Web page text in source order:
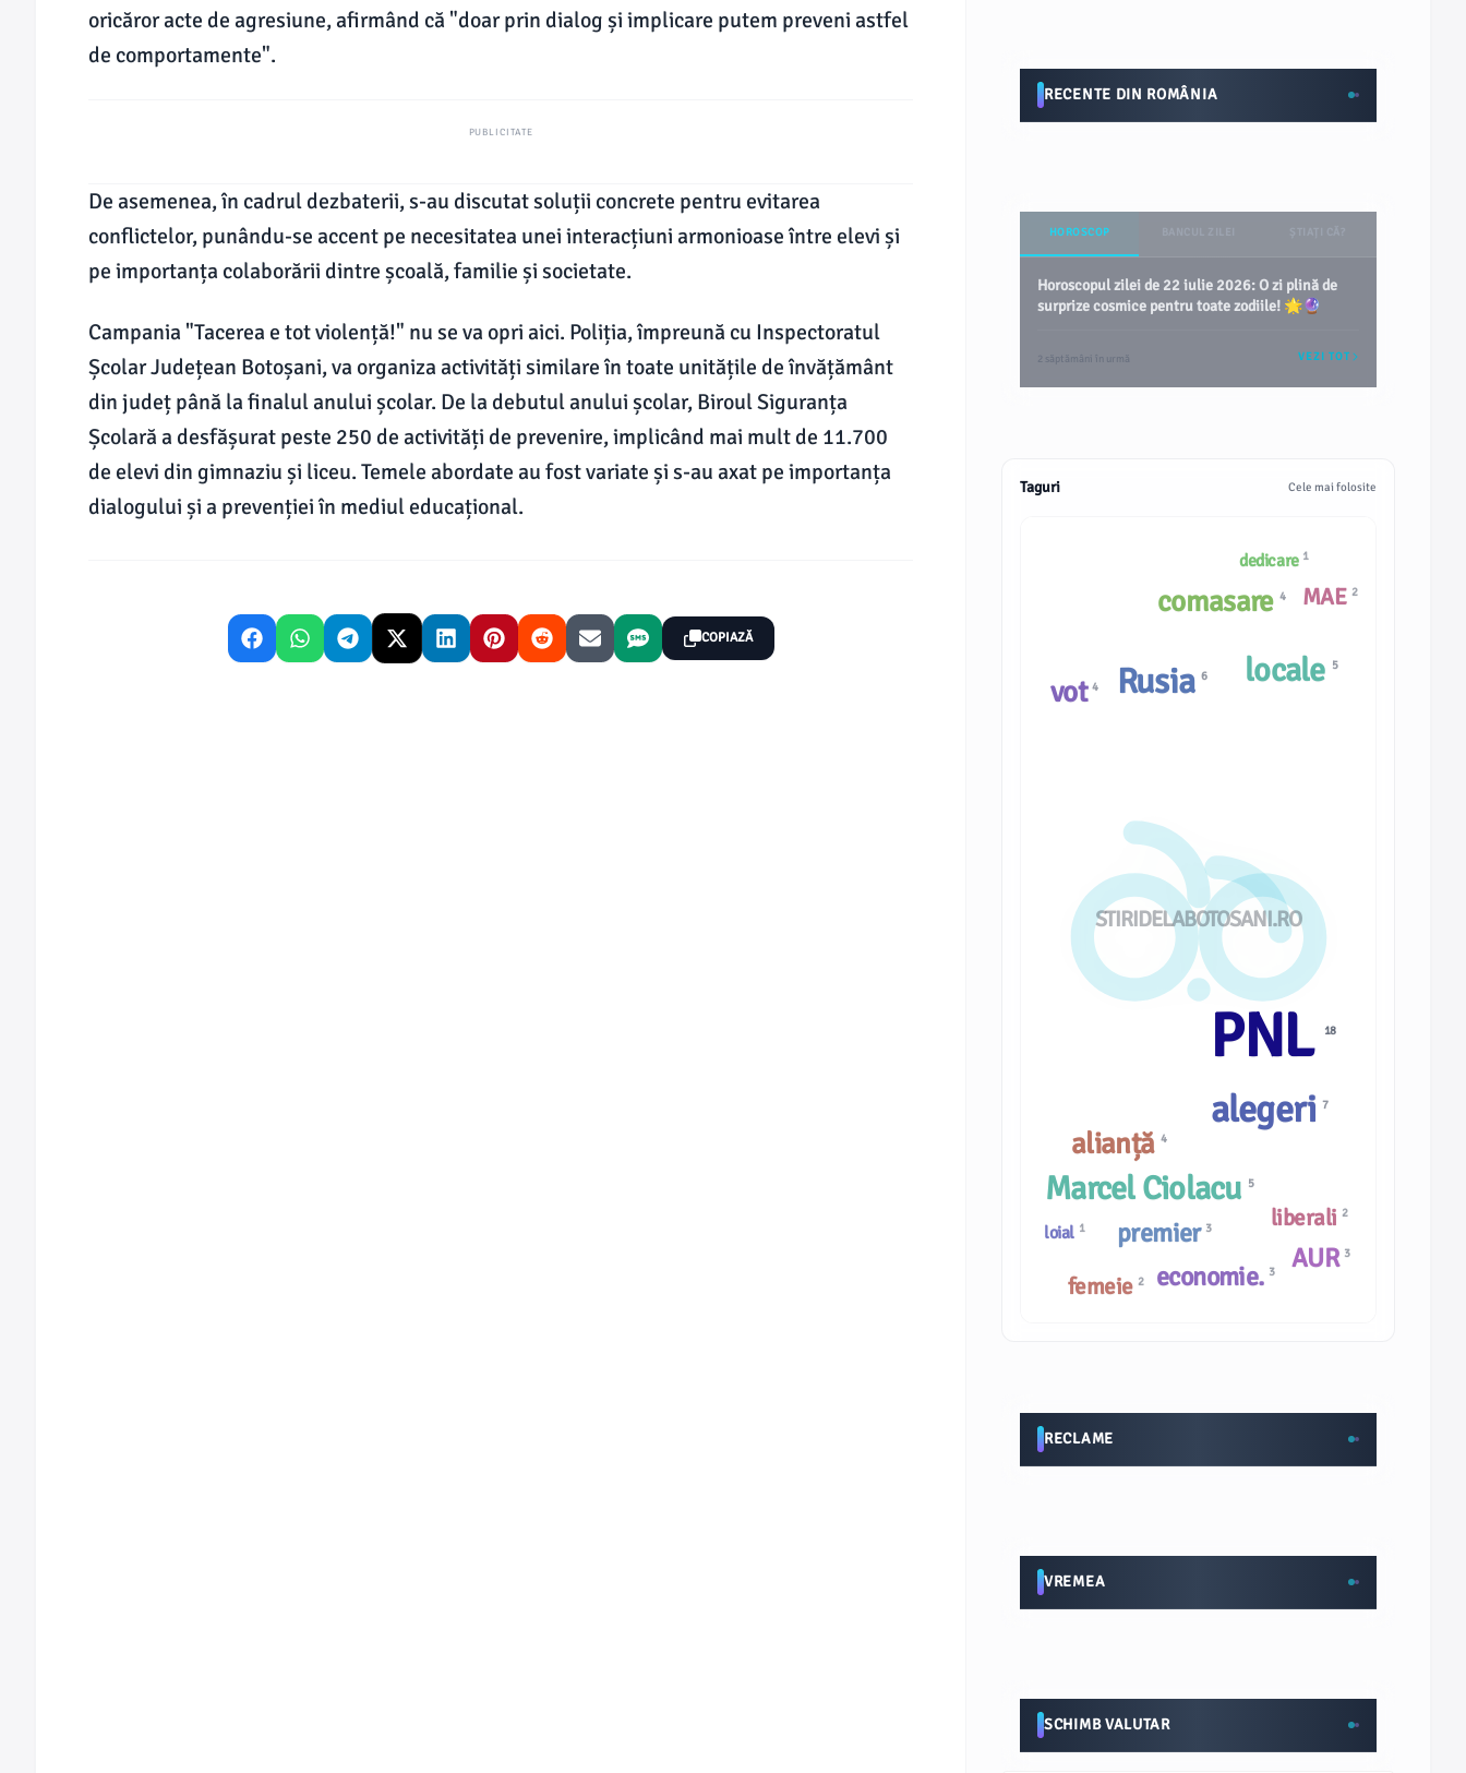
oricăror acte de agresiune, afirmând că "doar prin dialog și implicare putem preveni astfel
de comportamente".
PUBLICITATE
De asemenea, în cadrul dezbaterii, s-au discutat soluții concrete pentru evitarea
conflictelor, punându-se accent pe necesitatea unei interacțiuni armonioase între elevi și
pe importanța colaborării dintre școală, familie și societate.
Campania "Tacerea e tot violență!" nu se va opri aici. Poliția, împreună cu Inspectoratul
Școlar Județean Botoșani, va organiza activități similare în toate unitățile de învățământ
din județ până la finalul anului școlar. De la debutul anului școlar, Biroul Siguranța
Școlară a desfășurat peste 250 de activități de prevenire, implicând mai mult de 11.700
de elevi din gimnaziu și liceu. Temele abordate au fost variate și s-au axat pe importanța
dialogului și a prevenției în mediul educațional.
COPIAZĂ
RECENTE DIN ROMÂNIA
HOROSCOP
Horoscopul zilei de 22 iulie 2026: O zi plină de
surprize cosmice pentru toate zodiile! 🌟🔮
2 săptămâni în urmă VEZI TOT
Taguri Cele mai folosite
STIRIDELABOTOSANI.RO
dedicare 1
femeie 2
AUR 3
alegeri7
liberali 2
alianță 4
MAE 2
vot4
loial 1 premier 3
Marcel Ciolacu 5
economie. 3
locale 5
comasare 4
Rusia6
PNL 18
RECLAME
VREMEA
SCHIMB VALUTAR